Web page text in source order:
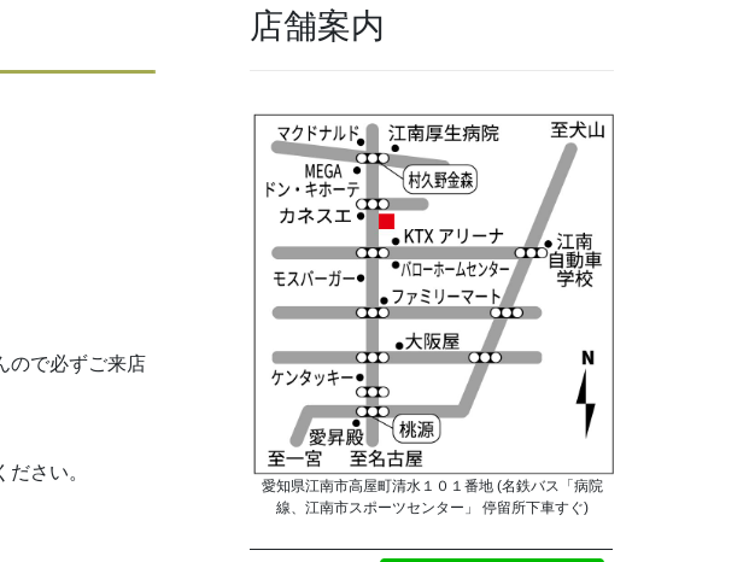
ので必ずご来店
さい。
店舗案内
愛知県江南市高屋町清水１０１番地 (名鉄バス「病院
線、江南市スポーツセンター」 停留所下車すぐ)